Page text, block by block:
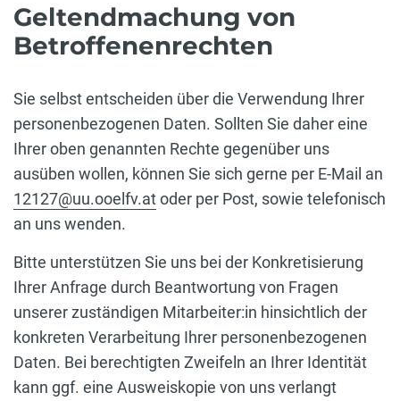
Geltendmachung von
Betroffenenrechten
Sie selbst entscheiden über die Verwendung Ihrer
personenbezogenen Daten. Sollten Sie daher eine
Ihrer oben genannten Rechte gegenüber uns
ausüben wollen, können Sie sich gerne per E-Mail an
12127@uu.ooelfv.atoder per Post, sowie telefonisch
an uns wenden.
Bitte unterstützen Sie uns bei der Konkretisierung
Ihrer Anfrage durch Beantwortung von Fragen
unserer zuständigen Mitarbeiter:in hinsichtlich der
konkreten Verarbeitung Ihrer personenbezogenen
Daten. Bei berechtigten Zweifeln an Ihrer Identität
kann ggf. eine Ausweiskopie von uns verlangt